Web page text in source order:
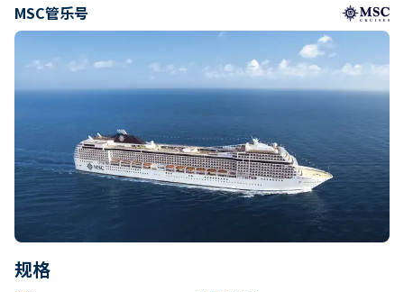
MSC管乐号
规格